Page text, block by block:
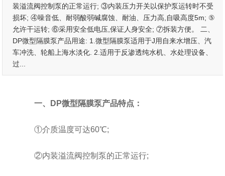
装溢流阀控制泵的正常运行; ③内装压力开关以保护泵运转时不受
损坏; ④噪音低、耐弱酸弱碱腐蚀、耐油、压力高,自吸高度5m; ⑤
允许干运转; ⑥采用安全低电压,保证人身安全; ⑦拆装方便。 二、
DP微型隔膜泵产品用途: 1.微型隔膜泵适用于J用自来水增压、汽
车冲洗、轮船上海水淡化. 2.适用于反渗透纯水机、水处理设备、
过...
一、DP微型隔膜泵产品特点：
①介质温度可达60℃;
②内装溢流阀控制泵的正常运行;